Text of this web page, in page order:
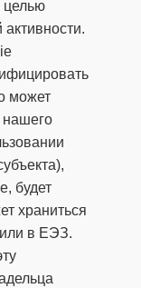
целью
активности.
может
нашего
будет
храниться
в ЕЭЗ.